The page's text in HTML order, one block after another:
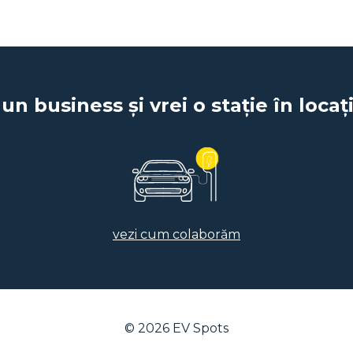
business și vrei o stație în
vezi cum colaborăm
© 2026 EV Spots